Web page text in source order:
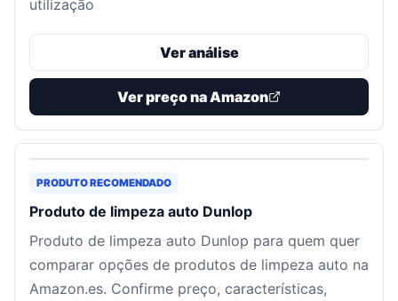
utilização
Ver análise
Ver preço na Amazon
PRODUTO RECOMENDADO
Produto de limpeza auto Dunlop
Produto de limpeza auto Dunlop para quem quer
comparar opções de produtos de limpeza auto na
Amazon.es. Confirme preço, características,